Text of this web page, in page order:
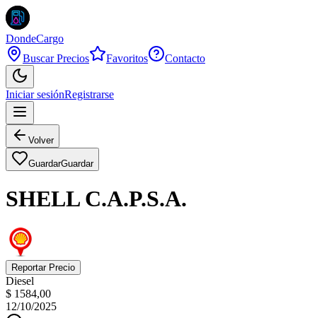
DondeCargo
Buscar Precios
Favoritos Contacto
Iniciar sesiónRegistrarse
Volver
GuardarGuardar
SHELL C.A.P.S.A.
Reportar Precio
Diesel
$ 1584,00
12/10/2025